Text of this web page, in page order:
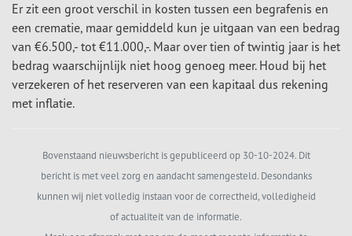
Er zit een groot verschil in kosten tussen een begrafenis en
een crematie, maar gemiddeld kun je uitgaan van een bedrag
van €6.500,- tot €11.000,-. Maar over tien of twintig jaar is het
bedrag waarschijnlijk niet hoog genoeg meer. Houd bij het
verzekeren of het reserveren van een kapitaal dus rekening
met inflatie.
Bovenstaand nieuwsbericht is gepubliceerd op 30-10-2024. Dit
bericht is met veel zorg en aandacht samengesteld. Desondanks
kunnen wij niet volledig instaan voor de correctheid, volledigheid
of actualiteit van de informatie.